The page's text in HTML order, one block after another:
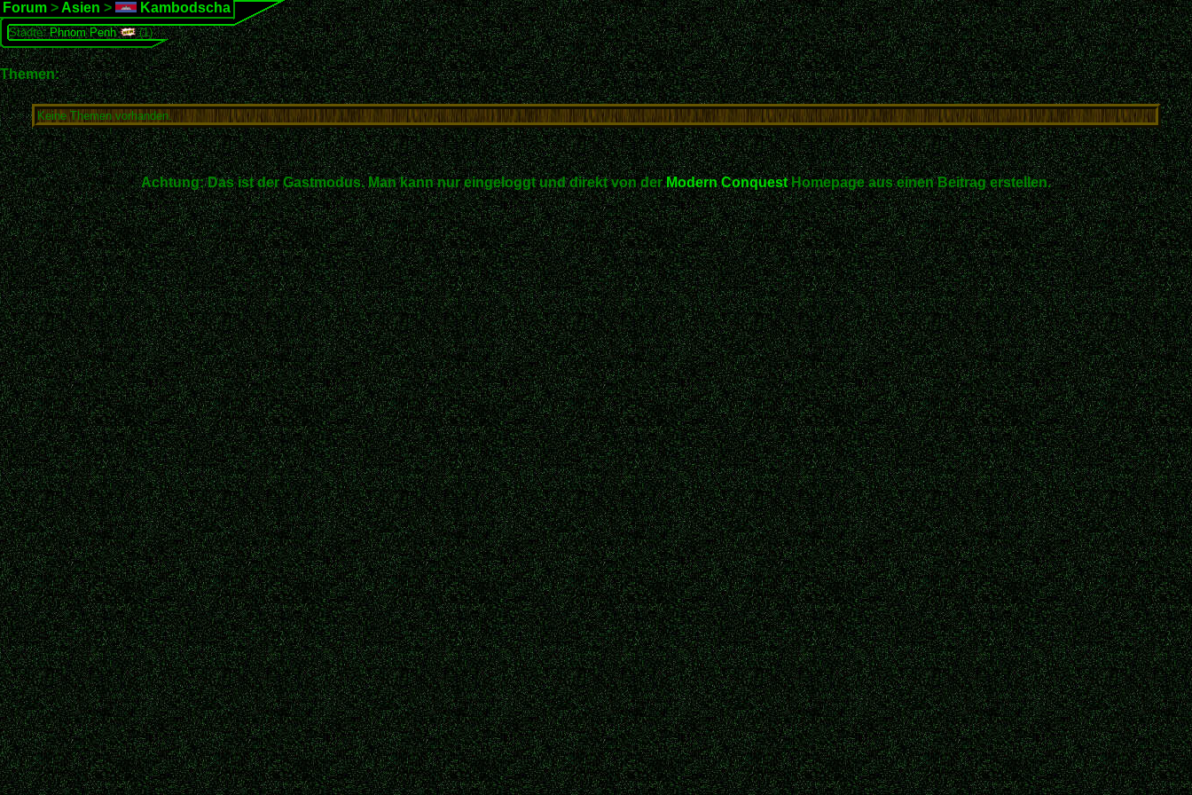
Forum > Asien > Kambodscha
Städte:Phnom Penh (1)
Themen:
Keine Themen vorhanden.
Achtung: Das ist der Gastmodus. Man kann nur eingeloggt und direkt von derModern ConquestHomepage aus einen Beitrag erstellen.